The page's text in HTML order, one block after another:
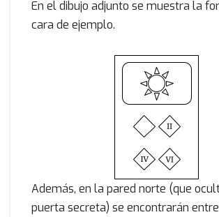
En el dibujo adjunto se muestra la
cara de ejemplo.
Además, en la pared norte (que
puerta secreta) se encontrarán